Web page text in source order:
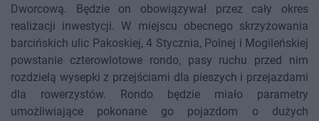
Dworcową. Będzie on obowiązywał przez cały okres
realizacji inwestycji. W miejscu obecnego skrzyżowania
barcińskich ulic Pakoskiej, 4 Stycznia, Polnej i Mogileńskiej
powstanie czterowlotowe rondo, pasy ruchu przed nim
rozdzielą wysepki z przejściami dla pieszych i przejazdami
dla rowerzystów. Rondo będzie miało parametry
umożliwiające pokonane go pojazdom o dużych